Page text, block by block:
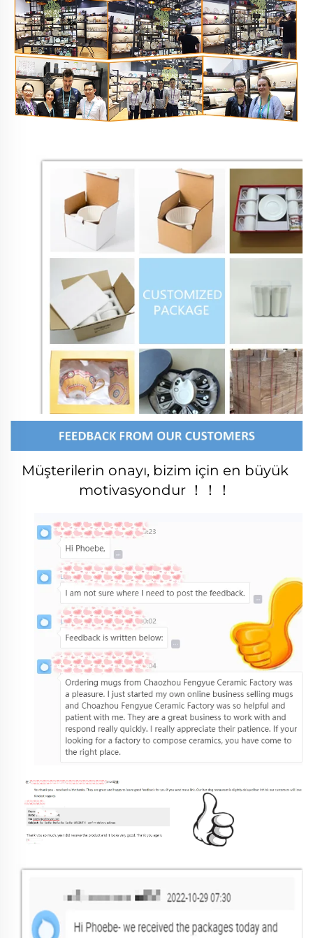
Müşterilerin onayı, bizim için en büyük
motivasyondur ！！！